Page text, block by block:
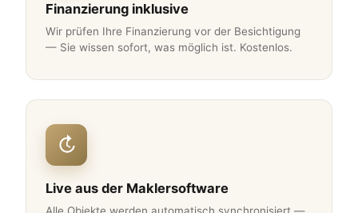
Finanzierung inklusive
Wir prüfen Ihre Finanzierung vor der Besichtigung
— Sie wissen sofort, was möglich ist. Kostenlos.
Live aus der Maklersoftware